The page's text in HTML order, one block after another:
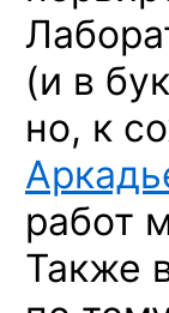
(и в
но, к
работ
Также